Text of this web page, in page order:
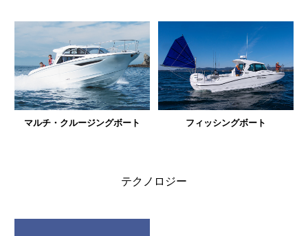
マルチ・クルージングボート フィッシングボート
テクノロジー